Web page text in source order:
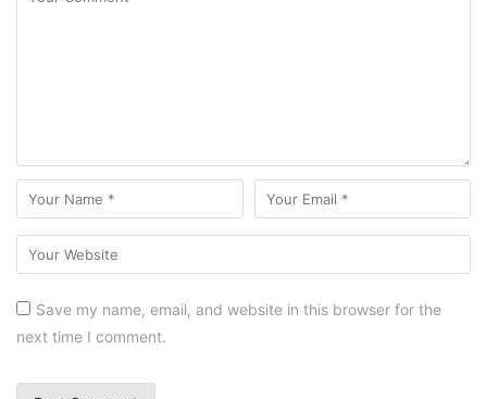
Save my name, email, and website in this browser for the
next time I comment.